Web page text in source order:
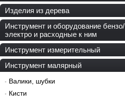
Изделия из дерева
Инструмент и оборудование бензо/
электро и расходные к ним
Инструмент измерительный
Инструмент малярный
Валики, шубки
Кисти